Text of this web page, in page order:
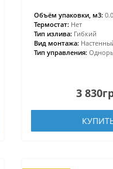
Объём упаковки, м3:
Термостат: Нет
Тип излива: Гибкий
Вид монтажа:
Тип управления:
3